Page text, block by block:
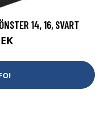
14, 16, SVART